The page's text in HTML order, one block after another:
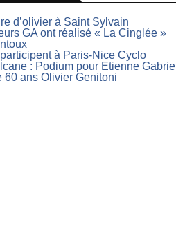
d’olivier à Saint Sylvain
GA ont réalisé « La Cinglée »
à Paris-Nice Cyclo
: Podium pour Etienne Gabriel
60 ans Olivier Genitoni